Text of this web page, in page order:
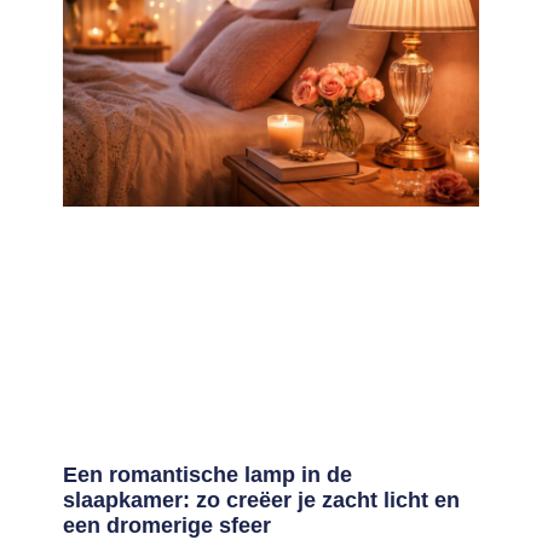
Een romantische lamp in de
slaapkamer: zo creëer je zacht licht en
een dromerige sfeer